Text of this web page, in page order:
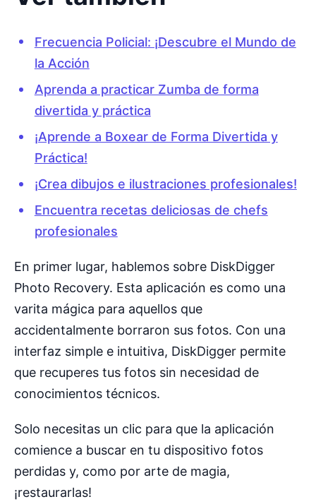
Frecuencia Policial: ¡Descubre el Mundo de
la Acción
Aprenda a practicar Zumba de forma
divertida y práctica
¡Aprende a Boxear de Forma Divertida y
Práctica!
¡Crea dibujos e ilustraciones profesionales!
Encuentra recetas deliciosas de chefs
profesionales
En primer lugar, hablemos sobre DiskDigger
Photo Recovery. Esta aplicación es como una
varita mágica para aquellos que
accidentalmente borraron sus fotos. Con una
interfaz simple e intuitiva, DiskDigger permite
que recuperes tus fotos sin necesidad de
conocimientos técnicos.
Solo necesitas un clic para que la aplicación
comience a buscar en tu dispositivo fotos
perdidas y, como por arte de magia,
¡restaurarlas!